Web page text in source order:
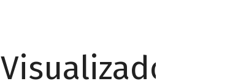
Visualizador